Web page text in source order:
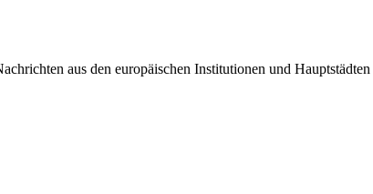
aus den europäischen Institutionen und